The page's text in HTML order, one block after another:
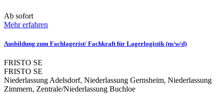
Ab sofort
Mehr erfahren
Ausbildung zum Fachlagerist/ Fachkraft für Lagerlogistik (m/w/d)
FRISTO SE
FRISTO SE
Niederlassung Adelsdorf, Niederlassung Gernsheim, Niederlassung
Zimmern, Zentrale/Niederlassung Buchloe